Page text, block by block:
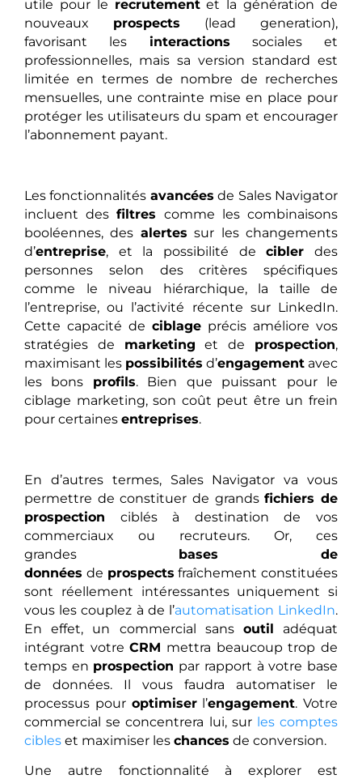
utile pour le recrutementet la génération de
nouveaux prospects (lead generation),
favorisant les interactions sociales et
professionnelles, mais sa version standard est
limitée en termes de nombre de recherches
mensuelles, une contrainte mise en place pour
protéger les utilisateurs du spam et encourager
l’abonnement payant.
Les fonctionnalités avancées de Sales Navigator
incluent desfiltres comme les combinaisons
booléennes, des alertes sur les changements
d’entreprise, et la possibilité decibler des
personnes selon des critères spécifiques
comme le niveau hiérarchique, la taille de
l’entreprise, ou l’activité récente sur LinkedIn.
Cette capacité de ciblage précis améliore vos
stratégies de marketing et de prospection,
maximisant les possibilités d’engagement avec
les bons profils. Bien que puissant pour le
ciblage marketing, son coût peut être un frein
pour certaines entreprises.
En d’autres termes, Sales Navigator va vous
permettre de constituer de grandsfichiers de
prospection ciblés à destination de vos
commerciaux ou recruteurs. Or, ces
grandes bases de
données de prospects fraîchement constituées
sont réellement intéressantes uniquement si
vous les couplez à de l’automatisation LinkedIn.
En effet, un commercial sans outil adéquat
intégrant votreCRM mettra beaucoup trop de
temps en prospection par rapport à votre base
de données. Il vous faudra automatiser le
processus pour optimiserl’engagement. Votre
commercial se concentrera lui, sur les comptes
cibles et maximiser les chances de conversion.
Une autre fonctionnalité à explorer est